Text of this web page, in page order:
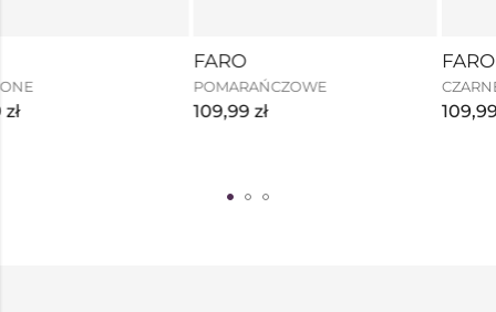
CZERWONE
109,99
POMARAŃCZOWE
109,99